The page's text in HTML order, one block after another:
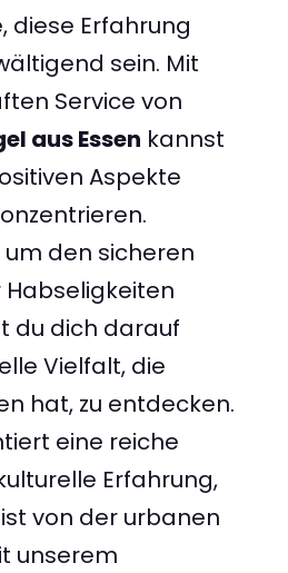
diese Erfahrung
sein. Mit
Service von
aus Essen kannst
Aspekte
den sicheren
du dich darauf
Vielfalt, die
hat, zu entdecken.
eine reiche
Erfahrung,
von der urbanen
unserem